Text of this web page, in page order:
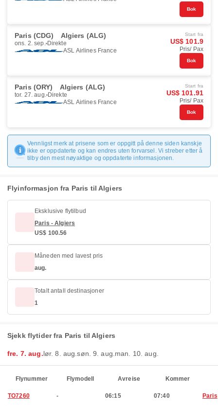
Bok
Paris (CDG) Algiers (ALG)
ons. 2. sep. Direkte
ASL Airlines France
Start fra
US$ 101.9
Pris/ Pax
Bok
Paris (ORY) Algiers (ALG)
tor. 27. aug. Direkte
ASL Airlines France
Start fra
US$ 101.91
Pris/ Pax
Bok
Vennligst merk at prisene som er oppgitt på denne siden kanskje
ikke er oppdaterte og kan endres uten forvarsel. Vi streber etter å
tilby den mest nøyaktige og oppdaterte informasjonen.
Flyinformasjon fra Paris til Algiers
Eksklusive flytilbud
Paris - Algiers
US$ 100.56
Måneden med lavest pris
aug.
Totalt antall destinasjoner
1
Sjekk flytider fra Paris til Algiers
fre. 7. aug.lør. 8. aug.søn. 9. aug. man. 10. aug.
Flynummer Flymodell Avreise Kommer
TO7260 - 06:15 07:40 Paris